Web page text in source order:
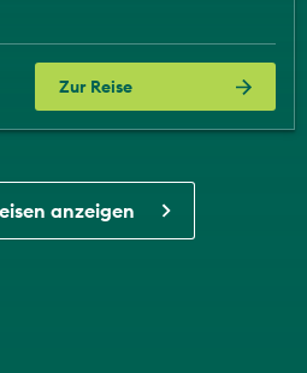
Zur Reise
anzeigen